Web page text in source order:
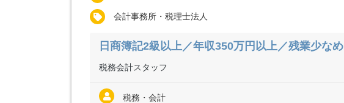
会計事務所・税理士法人
日商簿記2級以上／年収350万円以上／残業少なめ
税務会計スタッフ
税務・会計